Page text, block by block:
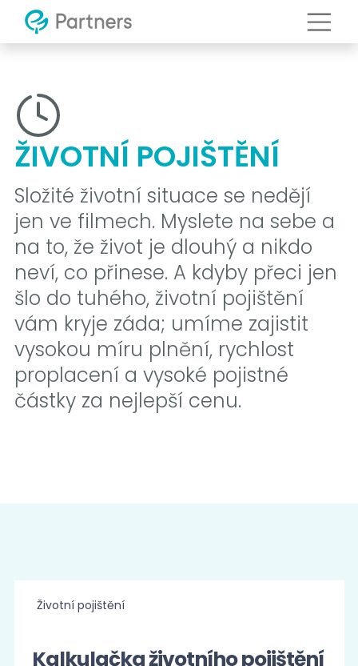
ŽIVOTNÍ POJIŠTĚNÍ
Složité životní situace se nedějí
jen ve filmech. Myslete na sebe a
na to, že život je dlouhý a nikdo
neví, co přinese. A kdyby přeci jen
šlo do tuhého, životní pojištění
vám kryje záda; umíme zajistit
vysokou míru plnění, rychlost
proplacení a vysoké pojistné
částky za nejlepší cenu.